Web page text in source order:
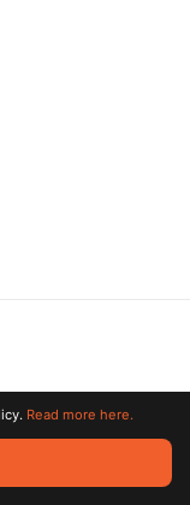
All trademarks
Read more here.